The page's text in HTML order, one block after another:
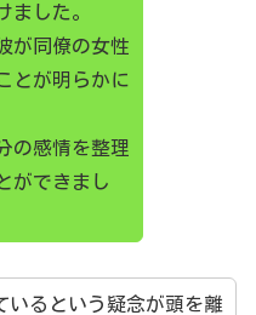
ました。
が同僚の女性
とが明らかに
の感情を整理
ができまし
いるという疑念が頭を離